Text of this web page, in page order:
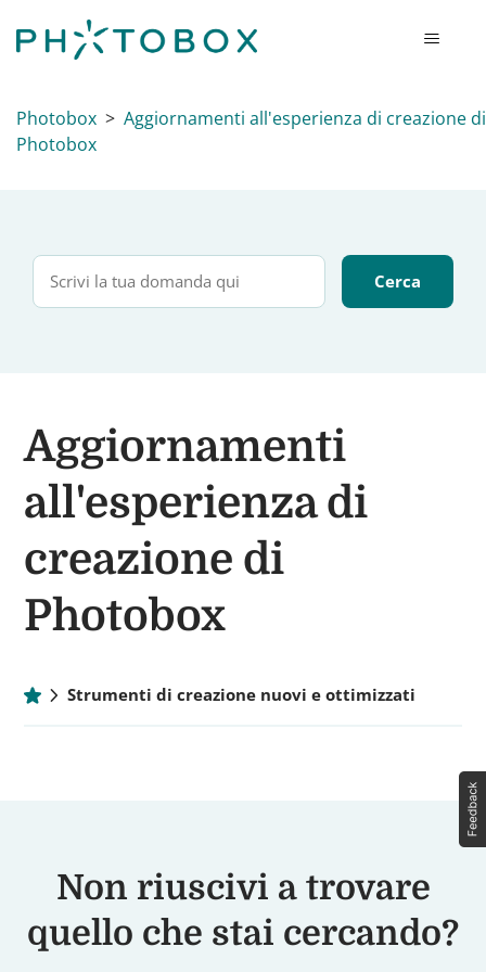
Photobox
Aggiornamenti all'esperienza di creazione di
Photobox
Aggiornamenti
all'esperienza di
creazione di
Photobox
chevron_rightStrumenti di creazione nuovi e ottimizzati
Non riuscivi a trovare
quello che stai cercando?